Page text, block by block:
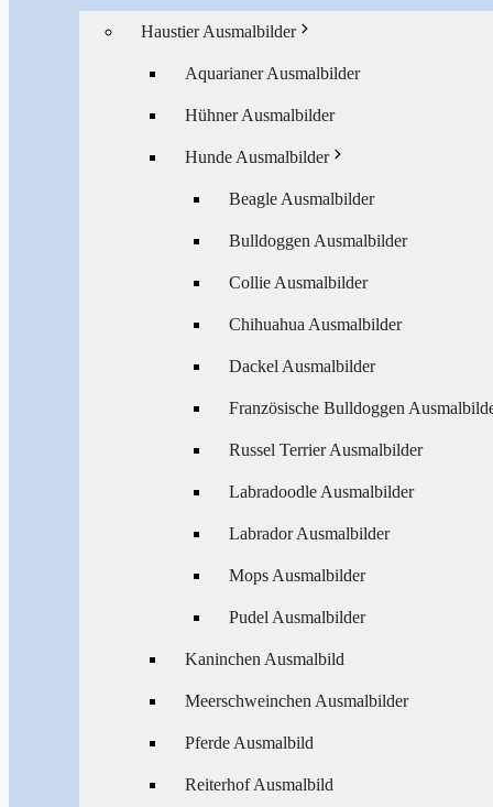
Haustier Ausmalbilder
Aquarianer Ausmalbilder
Hühner Ausmalbilder
Hunde Ausmalbilder
Beagle Ausmalbilder
Bulldoggen Ausmalbilder
Collie Ausmalbilder
Chihuahua Ausmalbilder
Dackel Ausmalbilder
Französische Bulldoggen
Russel Terrier Ausmalbilder
Labradoodle Ausmalbilder
Labrador Ausmalbilder
Mops Ausmalbilder
Pudel Ausmalbilder
Kaninchen Ausmalbild
Meerschweinchen Ausmalbilder
Pferde Ausmalbild
Reiterhof Ausmalbild